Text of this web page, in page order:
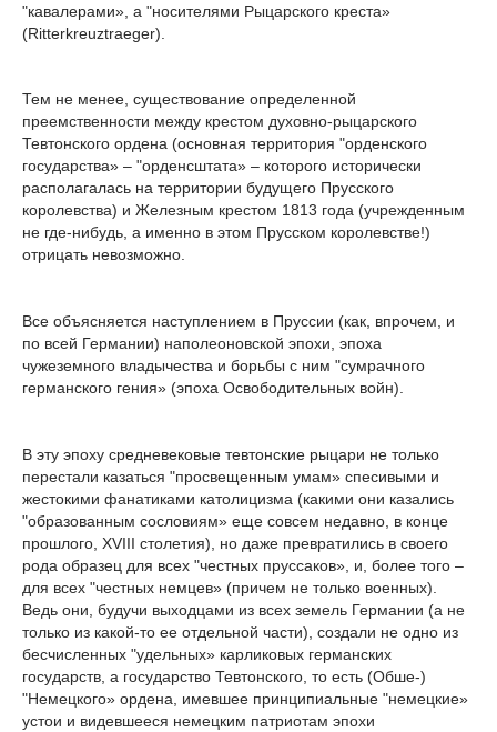
"кавалерами», а "носителями Рыцарского креста»
(Ritterkreuztraeger).
Тем не менее, существование определенной
преемственности между крестом духовно-рыцарского
Тевтонского ордена (основная территория "орденского
государства» – "орденсштата» – которого исторически
располагалась на территории будущего Прусского
королевства) и Железным крестом 1813 года (учрежденным
не где-нибудь, а именно в этом Прусском королевстве!)
отрицать невозможно.
Все объясняется наступлением в Пруссии (как, впрочем, и
по всей Германии) наполеоновской эпохи, эпоха
чужеземного владычества и борьбы с ним "сумрачного
германского гения» (эпоха Освободительных войн).
В эту эпоху средневековые тевтонские рыцари не только
перестали казаться "просвещенным умам» спесивыми и
жестокими фанатиками католицизма (какими они казались
"образованным сословиям» еще совсем недавно, в конце
прошлого, XVIII столетия), но даже превратились в своего
рода образец для всех "честных пруссаков», и, более того –
для всех "честных немцев» (причем не только военных).
Ведь они, будучи выходцами из всех земель Германии (а не
только из какой-то ее отдельной части), создали не одно из
бесчисленных "удельных» карликовых германских
государств, а государство Тевтонского, то есть (Обше-)
"Немецкого» ордена, имевшее принципиальные "немецкие»
устои и видевшееся немецким патриотам эпохи